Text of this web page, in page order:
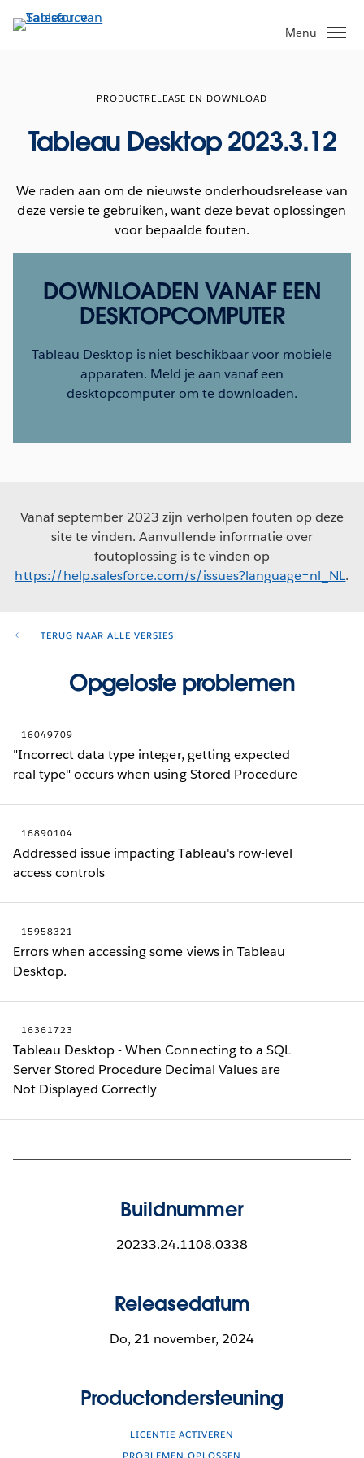
Verder
naar
Menu
PRODUCTRELEASE EN DOWNLOAD
Tableau Desktop 2023.3.12
We raden aan om de nieuwste onderhoudsrelease van
deze versie te gebruiken, want deze bevat oplossingen
voor bepaalde fouten.
DOWNLOADEN VANAF EEN
DESKTOPCOMPUTER
Tableau Desktop is niet beschikbaar voor mobiele
apparaten. Meld je aan vanaf een
desktopcomputer om te downloaden.
Vanaf september 2023 zijn verholpen fouten op deze
site te vinden. Aanvullende informatie over
foutoplossing is te vinden op
https://help.salesforce.com/s/issues?language=nl_NL.
TERUG NAAR ALLE VERSIES
Opgeloste problemen
16049709
"Incorrect data type integer, getting expected
real type" occurs when using Stored Procedure
16890104
Addressed issue impacting Tableau's row-level
access controls
15958321
Errors when accessing some views in Tableau
Desktop.
16361723
Tableau Desktop - When Connecting to a SQL
Server Stored Procedure Decimal Values are
Not Displayed Correctly
Buildnummer
20233.24.1108.0338
Releasedatum
Do, 21 november, 2024
Productondersteuning
LICENTIE ACTIVEREN